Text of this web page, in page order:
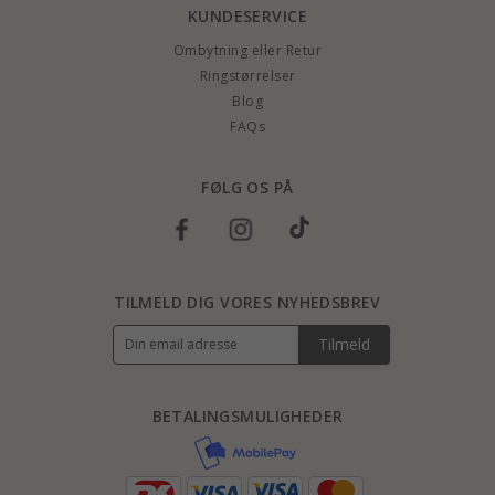
KUNDESERVICE
Ombytning eller Retur
Ringstørrelser
Blog
FAQs
FØLG OS PÅ
BETALINGSMULIGHEDER
TILMELD DIG VORES NYHEDSBREV
Tilmeld